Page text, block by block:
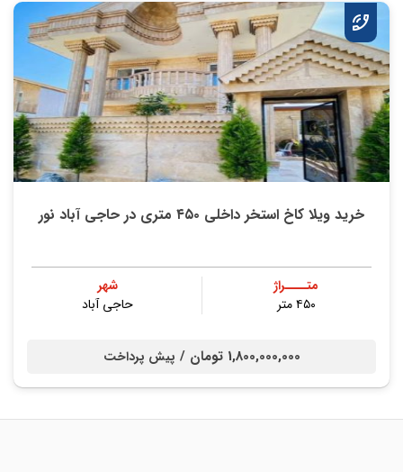
خرید ویلا کاخ استخر داخلی ۴۵۰ متری در حاجی آباد نور
متــــراژ
۴۵۰ متر
شهر
حاجی آباد
1,800,000,000 تومان / پیش پرداخت